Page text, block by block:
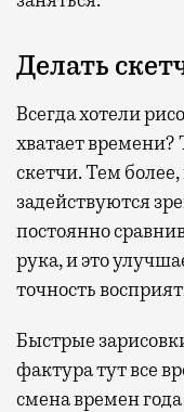
Делать
Всегда хотели
хватает времени?
скетчи. Тем
задействуются
постоянно
рука, и это
точность
Быстрые
фактура тут все
смена времен